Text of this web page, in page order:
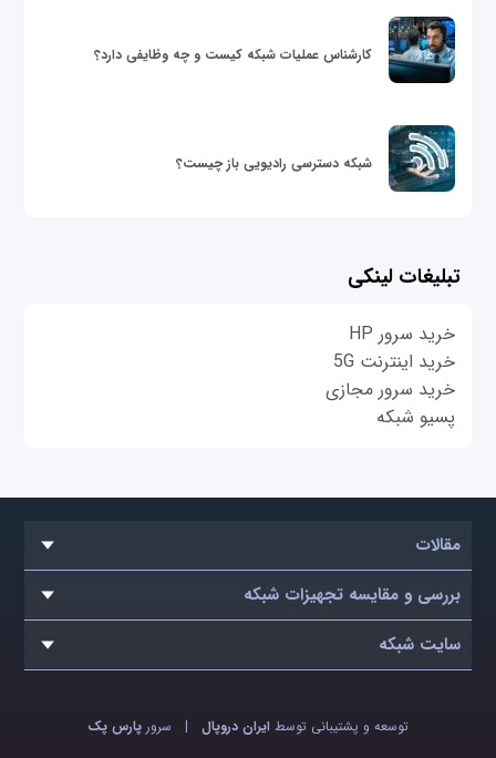
کارشناس عملیات شبکه کیست و چه وظایفی دارد؟
شبکه دسترسی رادیویی باز چیست؟
تبلیغات لینکی
خرید سرور HP
خرید اینترنت 5G
خرید سرور مجازی
پسیو شبکه
مقالات
بررسی و مقایسه تجهیزات شبکه
سایت شبکه
توسعه و پشتیبانی توسط ایران دروپال| سرور پارس پک